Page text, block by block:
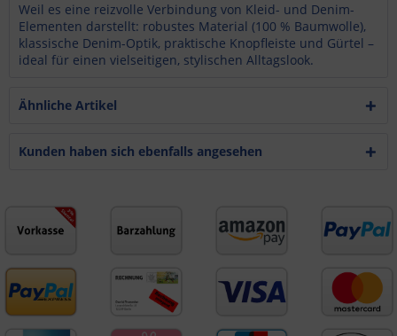
Weil es eine reizvolle Verbindung von Kleid- und Denim-
Elementen darstellt: robustes Material (100 % Baumwolle),
klassische Denim-Optik, praktische Knopfleiste und Gürtel –
ideal für einen vielseitigen, stylischen Alltagslook.
Ähnliche Artikel
Kunden haben sich ebenfalls angesehen